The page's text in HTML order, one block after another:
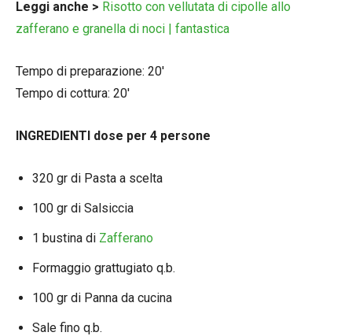
Leggi anche > Risotto con vellutata di cipolle allo
zafferano e granella di noci | fantastica
Tempo di preparazione: 20′
Tempo di cottura: 20′
INGREDIENTI dose per 4 persone
320 gr di Pasta a scelta
100 gr di Salsiccia
1 bustina di Zafferano
Formaggio grattugiato q.b.
100 gr di Panna da cucina
Sale fino q.b.